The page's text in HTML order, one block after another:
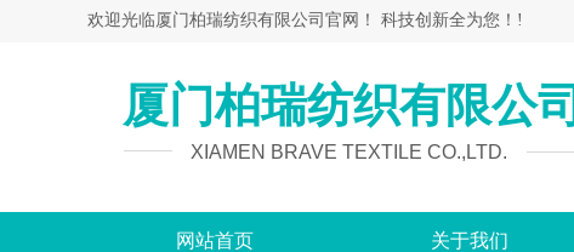
欢迎光临厦门柏瑞纺织有限公司官网！ 科技创新全为您！ !
厦门柏瑞纺织有限公司
XIAMEN BRAVE TEXTILE CO.,LTD.
网站首页 关于我们